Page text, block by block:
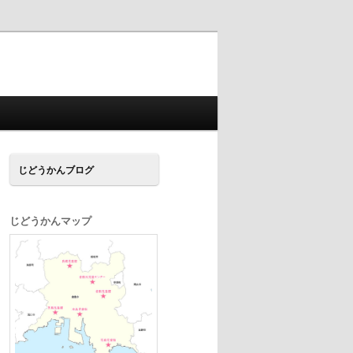
じどうかんブログ
じどうかんマップ